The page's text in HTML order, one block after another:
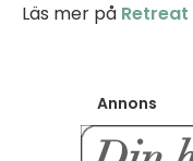
Läs mer på
Annons